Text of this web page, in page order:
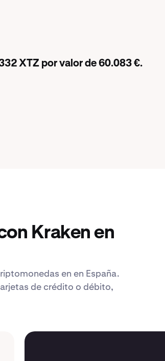
XTZ por valor de 60.083 €.
Kraken en
en en España.
de crédito o débito,